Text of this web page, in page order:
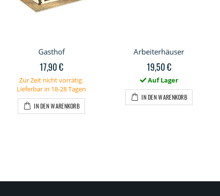
Gasthof
17,90 €
Zur Zeit nicht vorrätig.
Lieferbar in 18-28 Tagen
IN DEN WARENKORB
Arbeiterhäuser
19,50 €
Auf Lager
IN DEN WARENKORB